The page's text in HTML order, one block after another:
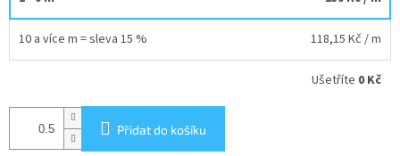
10 a více m = sleva 15 % 118,15 Kč / m
Ušetříte 0 Kč
Přidat do košíku